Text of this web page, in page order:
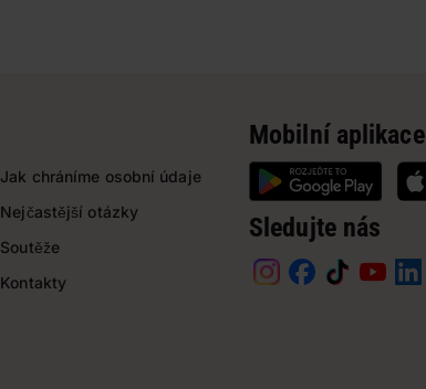
Jak chráníme osobní údaje
Nejčastější otázky
Soutěže
Kontakty
Mobilní aplikace
Sledujte nás